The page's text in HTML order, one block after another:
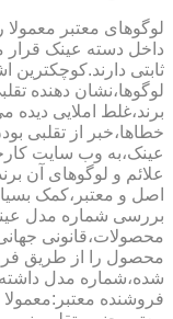
لوگوهای معتبر
داخل دسته عینک قرار
ثابتی دارند.کوچکترین
لوگوها،نشان دهنده
برند،غلط املایی دیده
خطاها،خبر از تقلبی
عینک،به وب سایت
علائم و لوگوهای آن
اصل و معتبر،کمک
بررسی شماره مدل
محصولات،قانونی
محصول را از طریق
شده،شماره مدل
فروشنده